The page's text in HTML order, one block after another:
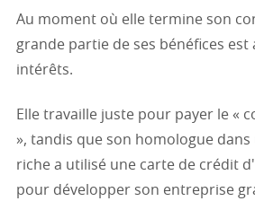
Au moment où elle termine son
grande partie de ses bénéfices est
intérêts.
Elle travaille juste pour payer le «
», tandis que son homologue
riche a utilisé une carte de crédit
pour développer son entreprise